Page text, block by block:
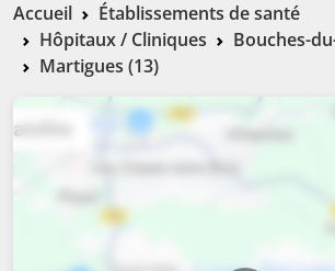
Accueil
Établissements de santé
Hôpitaux / Cliniques
Bouches-
Martigues (13)